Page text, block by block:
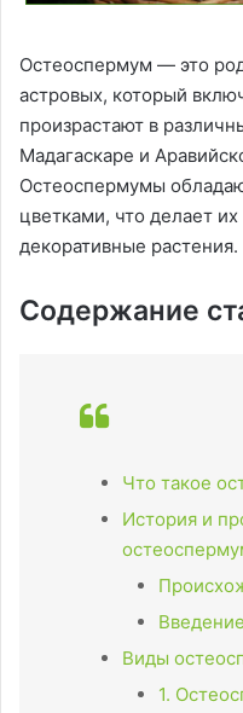
Остеоспермум — это
астровых, который
произрастают в
Мадагаскаре и
Остеоспермумы
цветками, что делает
декоративные растения.
Содержание
Что такое
История и
Виды
1.